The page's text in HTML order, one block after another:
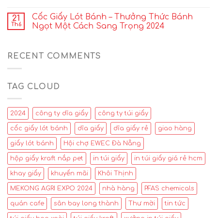
21
Th6
Cốc Giấy Lót Bánh – Thưởng Thức Bánh
Ngọt Một Cách Sang Trọng 2024
RECENT COMMENTS
TAG CLOUD
2024 công ty dĩa giấy công ty túi giấy
cốc giấy lót bánh dĩa giấy dĩa giấy rẻ giao hàng
giấy lót bánh Hội chợ EWEC Đà Nẵng
hộp giấy kraft nắp pet in túi giấy in túi giấy giá rẻ hcm
khay giấy khuyến mãi Khôi Thịnh
MEKONG AGRI EXPO 2024 nhà hàng PFAS chemicals
quán cafe sân bay long thành Thư mời tin tức